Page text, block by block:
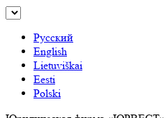
Русский
English
Lietuviškai
Eesti
Polski